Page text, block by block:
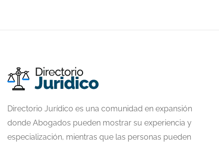
Directorio Jurídico es una comunidad en expansión
donde Abogados pueden mostrar su experiencia y
especialización, mientras que las personas pueden